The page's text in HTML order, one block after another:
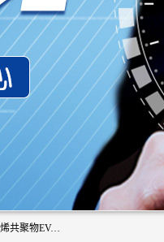
东莞市恒屹国际贸易有限公司（简称：恒屹国际）是一家石化原料综合营销服务商，主营产品乙烯-醋酸乙烯共聚物EVA、聚酰胺PA（尼龙）、醚酯型热塑弹性体TPEE等，公司秉承以市场为导向的战略思想，致力于大宗石化原料在中国市场的营销服务业务，为客户提供一站式的全面服务。